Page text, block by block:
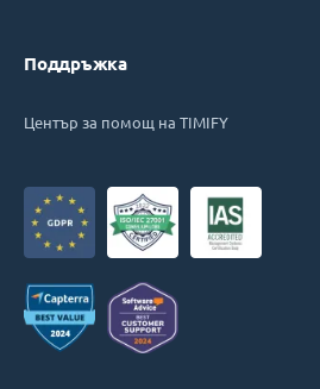
Поддръжка
Център за помощ на TIMIFY